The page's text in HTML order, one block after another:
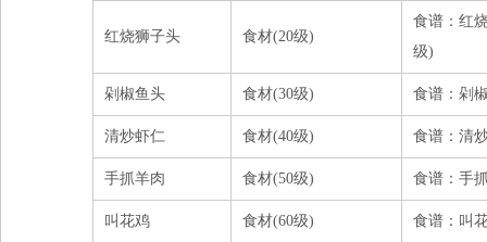
红烧狮子头 食材(20级)
食谱：红
级)
剁椒鱼头 食材(30级) 食谱：剁
清炒虾仁 食材(40级) 食谱：清
手抓羊肉 食材(50级) 食谱：手
叫花鸡 食材(60级) 食谱：叫